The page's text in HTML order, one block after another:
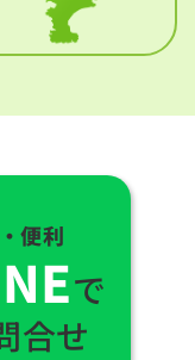
便利
で
合せ